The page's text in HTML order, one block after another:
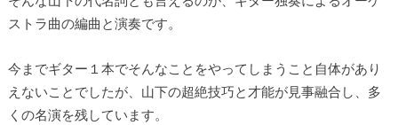
ストラ曲の編曲と演奏です。
今までギター１本でそんなことをやってしまうこと自体があり
えないことでしたが、山下の超絶技巧と才能が見事融合し、多
くの名演を残しています。